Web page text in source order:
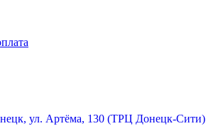
ул. Артёма, 130 (ТРЦ Донецк-Сити)